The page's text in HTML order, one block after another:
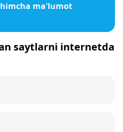
ma'lumot
saytlarni internetda